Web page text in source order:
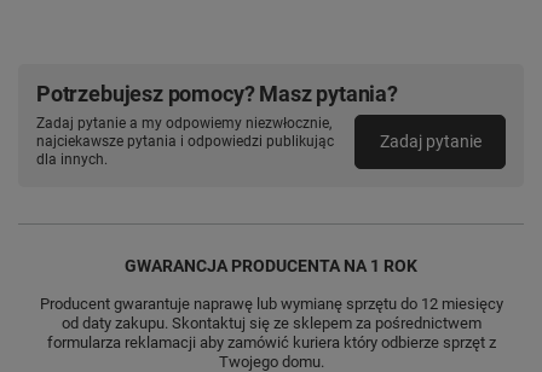
Potrzebujesz pomocy? Masz pytania?
Zadaj pytanie a my odpowiemy niezwłocznie,
najciekawsze pytania i odpowiedzi publikując
dla innych.
Zadaj pytanie
GWARANCJA PRODUCENTA NA 1 ROK
Producent gwarantuje naprawę lub wymianę sprzętu do 12 miesięcy
od daty zakupu. Skontaktuj się ze sklepem za pośrednictwem
formularza reklamacji aby zamówić kuriera który odbierze sprzęt z
Twojego domu.